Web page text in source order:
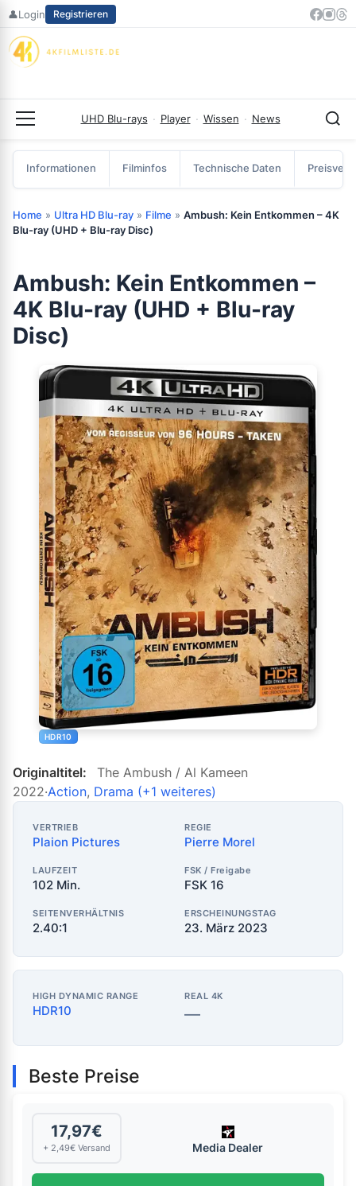
Zum
springen
👤Login Registrieren
UHD Blu-rays · Player · Wissen · News
Informationen Filminfos Technische Daten
Home » Ultra HD Blu-ray » Filme » Ambush: Kein Entkommen – 4K
Blu-ray (UHD + Blu-ray Disc)
Ambush: Kein Entkommen –
4K Blu-ray (UHD + Blu-ray
Disc)
HDR10
Originaltitel:
The Ambush / Al Kameen
2022·Action, Drama (+1 weiteres)
VERTRIEB
Plaion Pictures
REGIE
Pierre Morel
LAUFZEIT
102 Min.
FSK / Freigabe
FSK 16
SEITENVERHÄLTNIS
2.40:1
ERSCHEINUNGSTAG
23. März 2023
HIGH DYNAMIC RANGE
HDR10
REAL 4K
—
Beste Preise
Media Dealer
17,97€
+ 2,49€ Versand